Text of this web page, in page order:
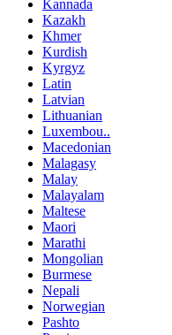
Kannada
Kazakh
Khmer
Kurdish
Kyrgyz
Latin
Latvian
Lithuanian
Luxembou..
Macedonian
Malagasy
Malay
Malayalam
Maltese
Maori
Marathi
Mongolian
Burmese
Nepali
Norwegian
Pashto